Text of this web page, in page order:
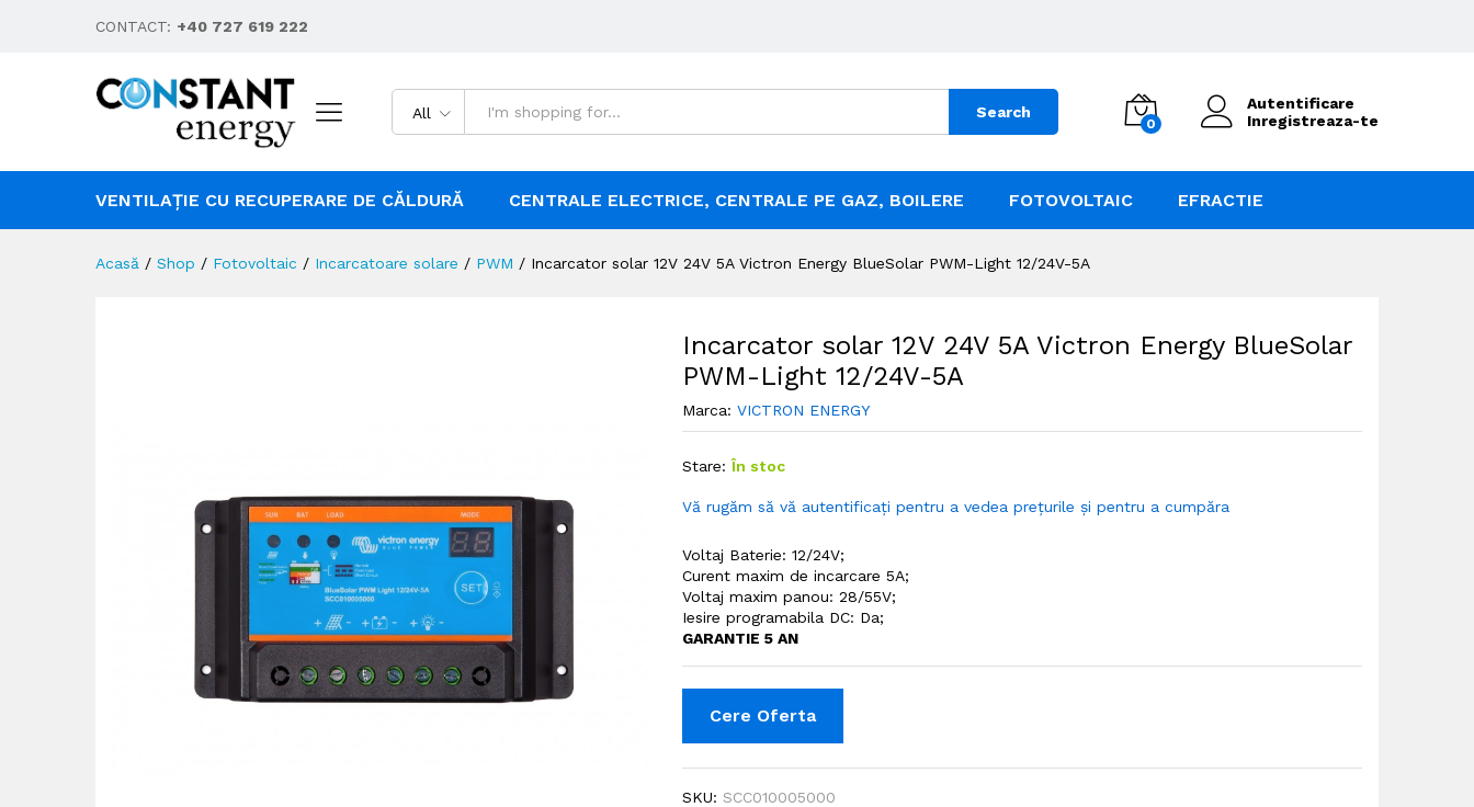
CONTACT: +40 727 619 222
All Search
0
Autentificare
Inregistreaza-te
VENTILAȚIE CU RECUPERARE DE CĂLDURĂ CENTRALE ELECTRICE, CENTRALE PE GAZ, BOILERE FOTOVOLTAIC EFRACTIE
Acasă / Shop / Fotovoltaic / Incarcatoare solare / PWM / Incarcator solar 12V 24V 5A Victron Energy BlueSolar PWM-Light 12/24V-5A
Incarcator solar 12V 24V 5A Victron Energy BlueSolar
PWM-Light 12/24V-5A
Marca:VICTRON ENERGY
Stare: În stoc
Vă rugăm să vă autentificați pentru a vedea prețurile și pentru a cumpăra
Voltaj Baterie: 12/24V;
Curent maxim de incarcare 5A;
Voltaj maxim panou: 28/55V;
Iesire programabila DC: Da;
GARANTIE 5 AN
Cere Oferta
SKU:SCC010005000